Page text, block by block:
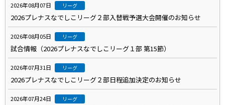
2026年08月07日 リーグ
2026プレナスなでしこリーグ２部入替戦予選大会開催のお知らせ
2026年08月05日 リーグ
試合情報（2026プレナスなでしこリーグ１部 第15節）
2026年07月31日 リーグ
2026プレナスなでしこリーグ２部日程追加決定のお知らせ
2026年07月24日 リーグ